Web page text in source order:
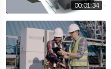
00:01:34